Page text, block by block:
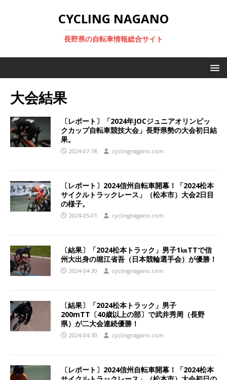
CYCLING NAGANO
長野県の自転車情報総合サイト
大会結果
〔レポート〕「2024年JOCジュニアオリンピッ
クカップ自転車競技大会」長野県勢の大会初日結
果。
2024-07-18 cyclingnagano.com
〔レポート〕2024信州自転車開幕！「2024松本
サイクルトラックレース」（松本市）大会2日目
の様子。
2024-05-01 cyclingnagano.com
〔結果〕「2024松本トラック」男子1㎞TTで信
州大出身の堀江省吾（日本競輪選手会）が優勝！
2024-04-30 cyclingnagano.com
〔結果〕「2024松本トラック」男子
200mTT〔40歳以上の部〕で武井秀周（長野
県）が二大会連続優勝！
2024-04-30 cyclingnagano.com
〔レポート〕2024信州自転車開幕！「2024松本